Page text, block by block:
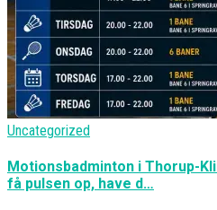
Uncategorized
Motionsbadminton i Thorup-
få pulsen op, have d…